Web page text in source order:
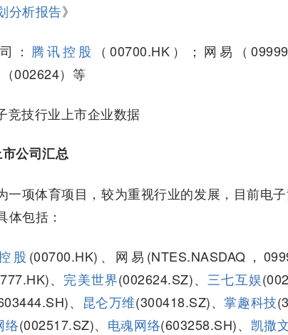
分析报告》
： 腾讯控股 （00700.HK）；网易（
（002624）等
竞技行业上市企业数据
公司汇总
一项体育项目，较为重视行业的发展，目前电
体包括：
股 (00700.HK)、网易(NTES.NASDAQ，
、 完美世界(002624.SZ)、三七互娱
、 昆仑万维(300418.SZ)、掌趣科技
络(002517.SZ)、 电魂网络(603258.SH)、 凯撒